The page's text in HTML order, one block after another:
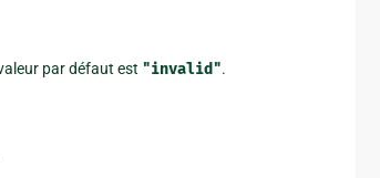
par défaut est "invalid".